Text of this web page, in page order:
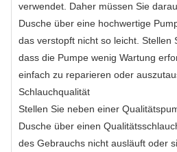
verwendet. Daher müssen Sie
Dusche über eine hochwertige
das verstopft nicht so leicht. Stellen
dass die Pumpe wenig Wartung
einfach zu reparieren oder
Schlauchqualität
Stellen Sie neben einer
Dusche über einen
des Gebrauchs nicht ausläuft oder